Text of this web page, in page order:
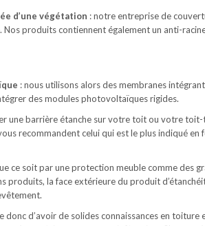
d’une végétation : notre entreprise de
produits contiennent également un anti-
: nous utilisons alors des membranes
des modules photovoltaïques rigides.
une barrière étanche sur votre toit ou votre toit-
recommandent celui qui est le plus indiqué
ce soit par une protection meuble comme des
produits, la face extérieure du produit
d’avoir de solides connaissances en toiture